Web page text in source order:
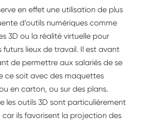
en effet une utilisation de plus
d’outils numériques comme
3D ou la réalité virtuelle pour
futurs lieux de travail. Il est avant
de permettre aux salariés de se
ce soit avec des maquettes
en carton, ou sur des plans.
les outils 3D sont particulièrement
car ils favorisent la projection des